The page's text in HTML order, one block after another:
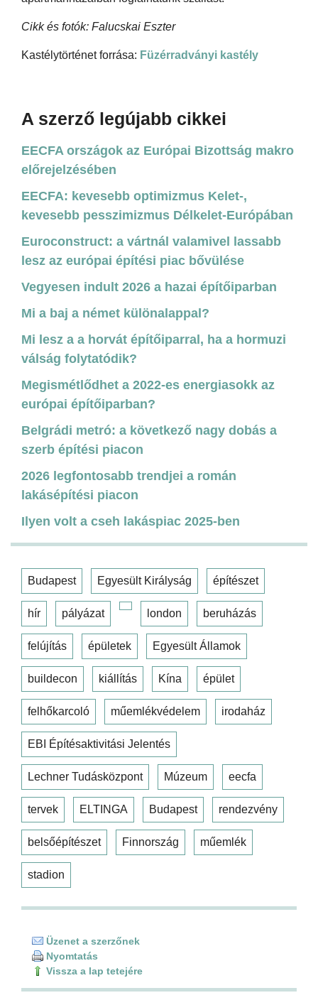
Cikk és fotók: Falucskai Eszter
Kastélytörténet forrása: Füzérradványi kastély
A szerző legújabb cikkei
EECFA országok az Európai Bizottság makro
előrejelzésében
EECFA: kevesebb optimizmus Kelet-,
kevesebb pesszimizmus Délkelet-Európában
Euroconstruct: a vártnál valamivel lassabb
lesz az európai építési piac bővülése
Vegyesen indult 2026 a hazai építőiparban
Mi a baj a német különalappal?
Mi lesz a a horvát építőiparral, ha a hormuzi
válság folytatódik?
Megismétlődhet a 2022-es energiasokk az
európai építőiparban?
Belgrádi metró: a következő nagy dobás a
szerb építési piacon
2026 legfontosabb trendjei a román
lakásépítési piacon
Ilyen volt a cseh lakáspiac 2025-ben
Budapest Egyesült Királyság építészet
hír pályázat london beruházás
felújítás épületek Egyesült Államok
buildecon kiállítás Kína épület
felhőkarcoló műemlékvédelem irodaház
EBI Építésaktivitási Jelentés
Lechner Tudásközpont Múzeum eecfa
tervek ELTINGA Budapest rendezvény
belsőépítészet Finnország műemlék
stadion
Üzenet a szerzőnek
Nyomtatás
Vissza a lap tetejére